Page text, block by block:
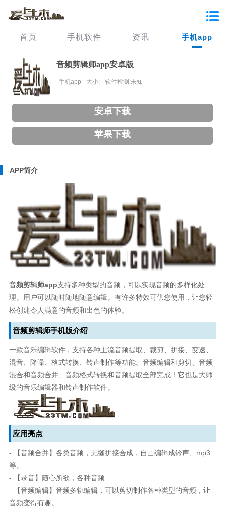
首页 手机软件 资讯 手机app
音频剪辑师app安卓版
手机app 大小: 软件检测:未知
安卓下载
苹果下载
APP简介
音频剪辑师app支持多种类型的音频，可以实现音频的多样化处
理。用户可以随时随地随意编辑。有许多特效可供您使用，让您轻
松创建令人满意的音频和出色的体验。
音频剪辑师手机版介绍
一款音乐编辑软件，支持各种主流音频提取、裁剪、拼接、变速、
混音、降噪、格式转换、铃声制作等功能。音频编辑和剪切、音频
混合和音频合并、音频格式转换和音频提取全部完成！它也是大师
级的音乐编辑器和铃声制作软件。
应用亮点
- 【音频合并】各类音频，无缝拼接合成，自己编辑成铃声、mp3
等。
- 【录音】随心所欲，各种音频
- 【音频编辑】音频多轨编辑，可以剪切制作各种类型的音频，让
音频变得有趣。